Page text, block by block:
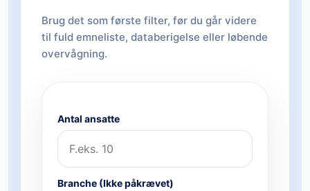
Brug det som første filter, før du går videre
til fuld emneliste, databerigelse eller løbende
overvågning.
Antal ansatte
Branche (Ikke påkrævet)